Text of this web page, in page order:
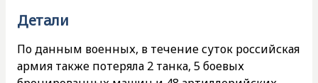
Детали
По данным военных, в течение суток российская
армия также потеряла 2 танка, 5 боевых